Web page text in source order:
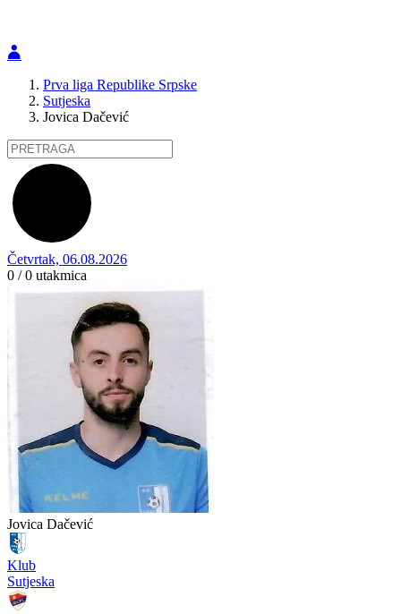
Prva liga Republike Srpske
Sutjeska
Jovica Dačević
Četvrtak, 06.08.2026
0 / 0 utakmica
Jovica Dačević
Klub
Sutjeska